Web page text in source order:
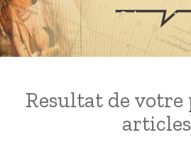
Resultat de votre